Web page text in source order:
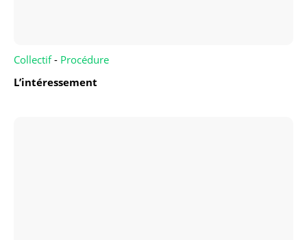
Collectif- Procédure
L’intéressement